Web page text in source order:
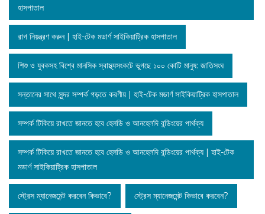
হাসপাতাল
রাগ নিয়ন্ত্রণ করুন | হাই-টেক মডার্ণ সাইকিয়াট্রিক হাসপাতাল
শিশু ও যুবকসহ বিশ্বে মানসিক স্বাস্থ্যসংকটে ভুগছে ১০০ কোটি মানুষ: জাতিসংঘ
সন্তানের সাথে সুন্দর সম্পর্ক গড়তে করণীয় | হাই-টেক মডার্ণ সাইকিয়াট্রিক হাসপাতাল
সম্পর্ক টিকিয়ে রাখতে জানতে হবে হেলডি ও আনহেলদি বন্ডিংয়ের পার্থক্য
সম্পর্ক টিকিয়ে রাখতে জানতে হবে হেলডি ও আনহেলদি বন্ডিংয়ের পার্থক্য | হাই-টেক
মডার্ণ সাইকিয়াট্রিক হাসপাতাল
স্ট্রেস ম্যানেজমেন্ট করবেন কিভাবে? স্ট্রেস ম্যানেজমেন্ট কিভাবে করবেন?